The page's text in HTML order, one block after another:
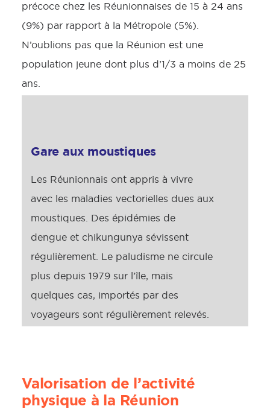
précoce chez les Réunionnaises de 15 à 24 ans
(9%) par rapport à la Métropole (5%).
N’oublions pas que la Réunion est une
population jeune dont plus d’1/3 a moins de 25
ans.
Gare aux moustiques
Les Réunionnais ont appris à vivre
avec les maladies vectorielles dues aux
moustiques. Des épidémies de
dengue et chikungunya sévissent
régulièrement. Le paludisme ne circule
plus depuis 1979 sur l’île, mais
quelques cas, importés par des
voyageurs sont régulièrement relevés.
Valorisation de l’activité
physique à la Réunion